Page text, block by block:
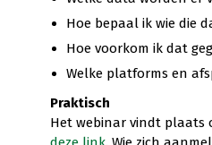
Hoe bepaal ik wie die
Hoe voorkom ik dat
Welke platforms en
Praktisch
Het webinar vindt plaats